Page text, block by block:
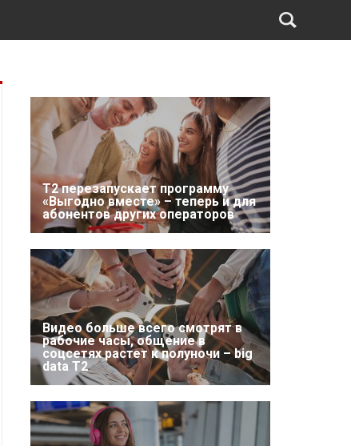
Т2 перезапускает программу
«Выгодно вместе» – теперь и для
абонентов других операторов
Видео больше всего смотрят в
рабочие часы, общение в
соцсетях растет к полуночи – big
data T2